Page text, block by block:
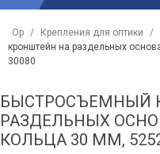
Op / Крепления для оптики /
кронштейн на раздельных
30080
БЫСТРОСЪЕМНЫЙ
РАЗДЕЛЬНЫХ
КОЛЬЦА 30 ММ,